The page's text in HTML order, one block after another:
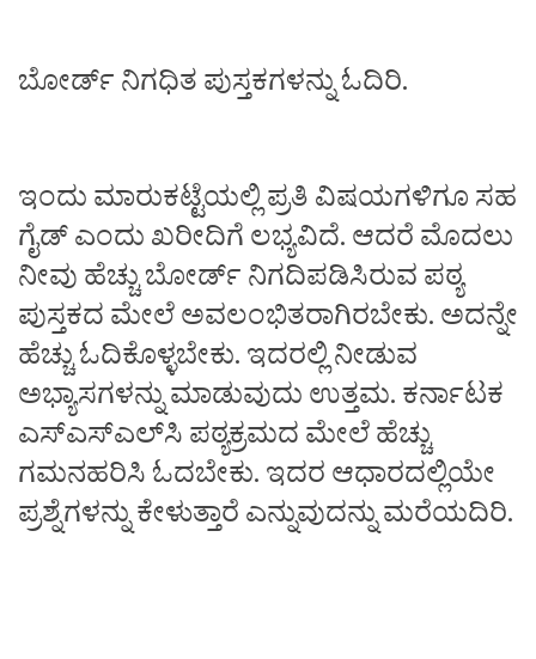
ಬೋರ್ಡ್‌ ನಿಗಧಿತ ಪುಸ್ತಕಗಳನ್ನು ಓದಿರಿ.
ಇಂದು ಮಾರುಕಟ್ಟೆಯಲ್ಲಿ ಪ್ರತಿ ವಿಷಯಗಳಿಗೂ ಸಹ
ಗೈಡ್ ಎಂದು ಖರೀದಿಗೆ ಲಭ್ಯವಿದೆ. ಆದರೆ ಮೊದಲು
ನೀವು ಹೆಚ್ಚು ಬೋರ್ಡ್‌ ನಿಗದಿಪಡಿಸಿರುವ ಪಠ್ಯ
ಪುಸ್ತಕದ ಮೇಲೆ ಅವಲಂಭಿತರಾಗಿರಬೇಕು. ಅದನ್ನೇ
ಹೆಚ್ಚು ಓದಿಕೊಳ್ಳಬೇಕು. ಇದರಲ್ಲಿ ನೀಡುವ
ಅಭ್ಯಾಸಗಳನ್ನು ಮಾಡುವುದು ಉತ್ತಮ. ಕರ್ನಾಟಕ
ಎಸ್‌ಎಸ್‌ಎಲ್‌ಸಿ ಪಠ್ಯಕ್ರಮದ ಮೇಲೆ ಹೆಚ್ಚು
ಗಮನಹರಿಸಿ ಓದಬೇಕು. ಇದರ ಆಧಾರದಲ್ಲಿಯೇ
ಪ್ರಶ್ನೆಗಳನ್ನು ಕೇಳುತ್ತಾರೆ ಎನ್ನುವುದನ್ನು ಮರೆಯದಿರಿ.